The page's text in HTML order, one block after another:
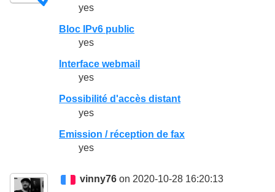
yes
Bloc IPv6 public
yes
Interface webmail
yes
Possibilité d'accès distant
yes
Emission / réception de fax
yes
vinny76 on 2020-10-28 16:20:13